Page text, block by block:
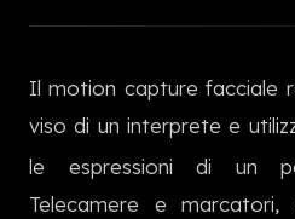
Il motion capture facciale
viso di un interprete e
le espressioni di un
Telecamere e marcatori,